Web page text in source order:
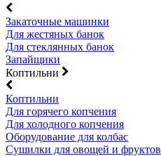
Закаточные машинки
Для жестяных банок
Для стеклянных банок
Запайщики
Коптильни
Коптильни
Для горячего копчения
Для холодного копчения
Оборудование для колбас
Сушилки для овощей и фруктов